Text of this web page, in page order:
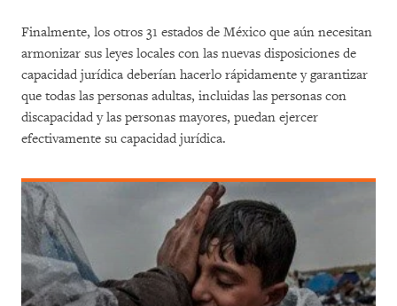
Finalmente, los otros 31 estados de México que aún necesitan
armonizar sus leyes locales con las nuevas disposiciones de
capacidad jurídica deberían hacerlo rápidamente y garantizar
que todas las personas adultas, incluidas las personas con
discapacidad y las personas mayores, puedan ejercer
efectivamente su capacidad jurídica.